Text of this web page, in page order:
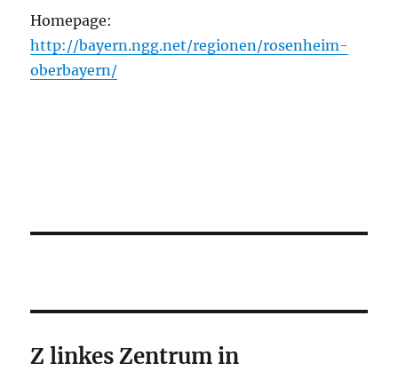
Homepage:
http://bayern.ngg.net/regionen/rosenheim-
oberbayern/
Z linkes Zentrum in